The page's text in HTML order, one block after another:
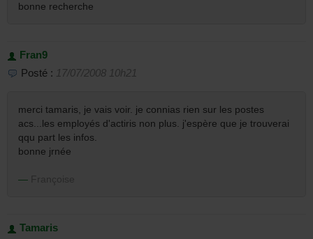
bonne recherche
Fran9
Posté : 17/07/2008 10h21
merci tamaris, je vais voir. je connias rien sur les postes
acs...les employés d'actiris non plus. j'espère que je trouverai
qqu part les infos.
bonne jrnée
Tamaris